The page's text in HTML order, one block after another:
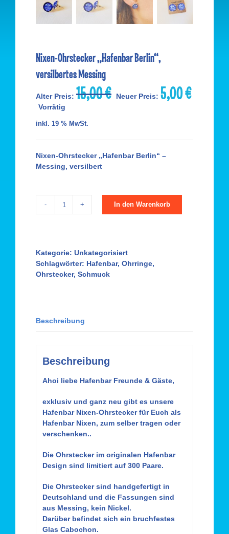
Nixen-Ohrstecker „Hafenbar Berlin“,
versilbertes Messing
Alter Preis: 15,00€
Ursprünglicher
Neuer Preis: 5,00€Aktueller
Vorrätig
inkl. 19 % MwSt.
Nixen-Ohrstecker „Hafenbar Berlin“ –
Messing, versilbert
Nixen-
versilbertes
Messing
Menge
In den Warenkorb
Kategorie: Unkategorisiert
Schlagwörter: Hafenbar, Ohrringe,
Ohrstecker, Schmuck
Beschreibung
Beschreibung
Ahoi liebe Hafenbar Freunde & Gäste,
exklusiv und ganz neu gibt es unsere
Hafenbar Nixen-Ohrstecker für Euch als
Hafenbar Nixen, zum selber tragen oder
verschenken..
Die Ohrstecker im originalen Hafenbar
Design sind limitiert auf 300 Paare.
Die Ohrstecker sind handgefertigt in
Deutschland und die Fassungen sind
aus Messing, kein Nickel.
Darüber befindet sich ein bruchfestes
Glas Cabochon.